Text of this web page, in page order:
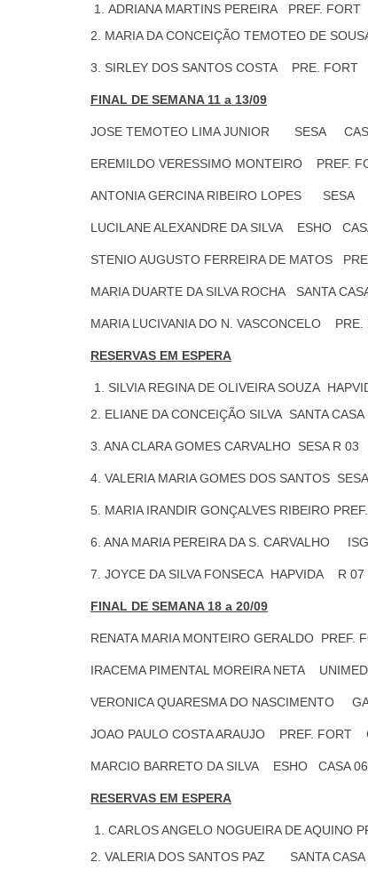
ADRIANA MARTINS PEREIRA PREF. FORT
2. MARIA DA CONCEIÇÃO TEMOTEO DE
3. SIRLEY DOS SANTOS COSTA PRE. FORT
FINAL DE SEMANA 11 a 13/09
JOSE TEMOTEO LIMA JUNIOR SESA
EREMILDO VERESSIMO MONTEIRO PREF.
ANTONIA GERCINA RIBEIRO LOPES SESA
LUCILANE ALEXANDRE DA SILVA ESHO
STENIO AUGUSTO FERREIRA DE MATOS
MARIA DUARTE DA SILVA ROCHA SANTA
MARIA LUCIVANIA DO N. VASCONCELO
RESERVAS EM ESPERA
SILVIA REGINA DE OLIVEIRA SOUZA
2. ELIANE DA CONCEIÇÃO SILVA SANTA
3. ANA CLARA GOMES CARVALHO SESA R 03
4. VALERIA MARIA GOMES DOS SANTOS
5. MARIA IRANDIR GONÇALVES RIBEIRO
6. ANA MARIA PEREIRA DA S. CARVALHO
7. JOYCE DA SILVA FONSECA HAPVIDA R 07
FINAL DE SEMANA 18 a 20/09
RENATA MARIA MONTEIRO GERALDO PREF.
IRACEMA PIMENTAL MOREIRA NETA
VERONICA QUARESMA DO NASCIMENTO
JOAO PAULO COSTA ARAUJO PREF. FORT
MARCIO BARRETO DA SILVA ESHO CASA 06
RESERVAS EM ESPERA
CARLOS ANGELO NOGUEIRA DE AQUINO
2. VALERIA DOS SANTOS PAZ SANTA CASA